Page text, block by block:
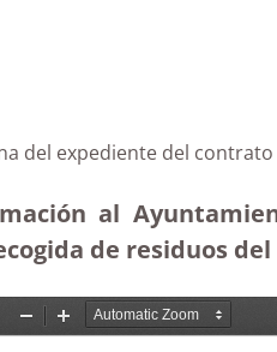
del expediente del
al
de residuos del